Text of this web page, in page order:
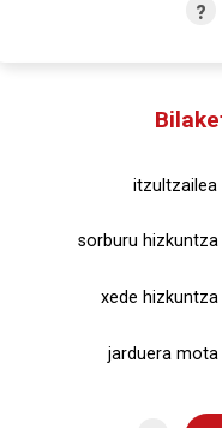
?
itzultzailea
sorburu hizkuntza
xede hizkuntza
jarduera mota